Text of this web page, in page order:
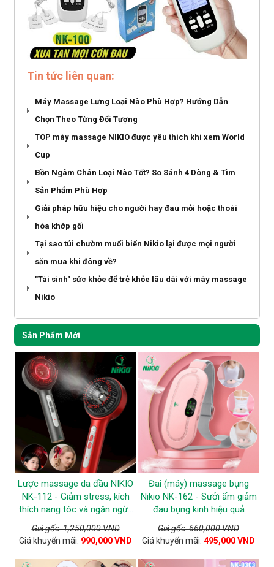
Tin tức liên quan:
Máy Massage Lưng Loại Nào Phù Hợp? Hướng Dẫn
Chọn Theo Từng Đối Tượng
TOP máy massage NIKIO được yêu thích khi xem World
Cup
Bồn Ngâm Chân Loại Nào Tốt? So Sánh 4 Dòng & Tìm
Sản Phẩm Phù Hợp
Giải pháp hữu hiệu cho người hay đau mỏi hoặc thoái
hóa khớp gối
Tại sao túi chườm muối biển Nikio lại được mọi người
săn mua khi đông về?
"Tái sinh" sức khỏe để trẻ khỏe lâu dài với máy massage
Nikio
Sản Phẩm Mới
Lược massage da đầu NIKIO
NK-112 - Giảm stress, kích
thích nang tóc và ngăn ngừa
tóc gãy rụng
Giá gốc: 1,250,000 VND
Giá khuyến mãi: 990,000 VND
Đai (máy) massage bụng
Nikio NK-162 - Sưởi ấm giảm
đau bụng kinh hiệu quả
Giá gốc: 660,000 VND
Giá khuyến mãi: 495,000 VND